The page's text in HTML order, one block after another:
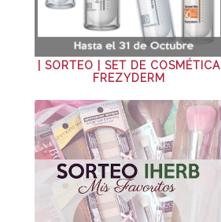
| SORTEO | SET DE COSMÉTICA
FREZYDERM